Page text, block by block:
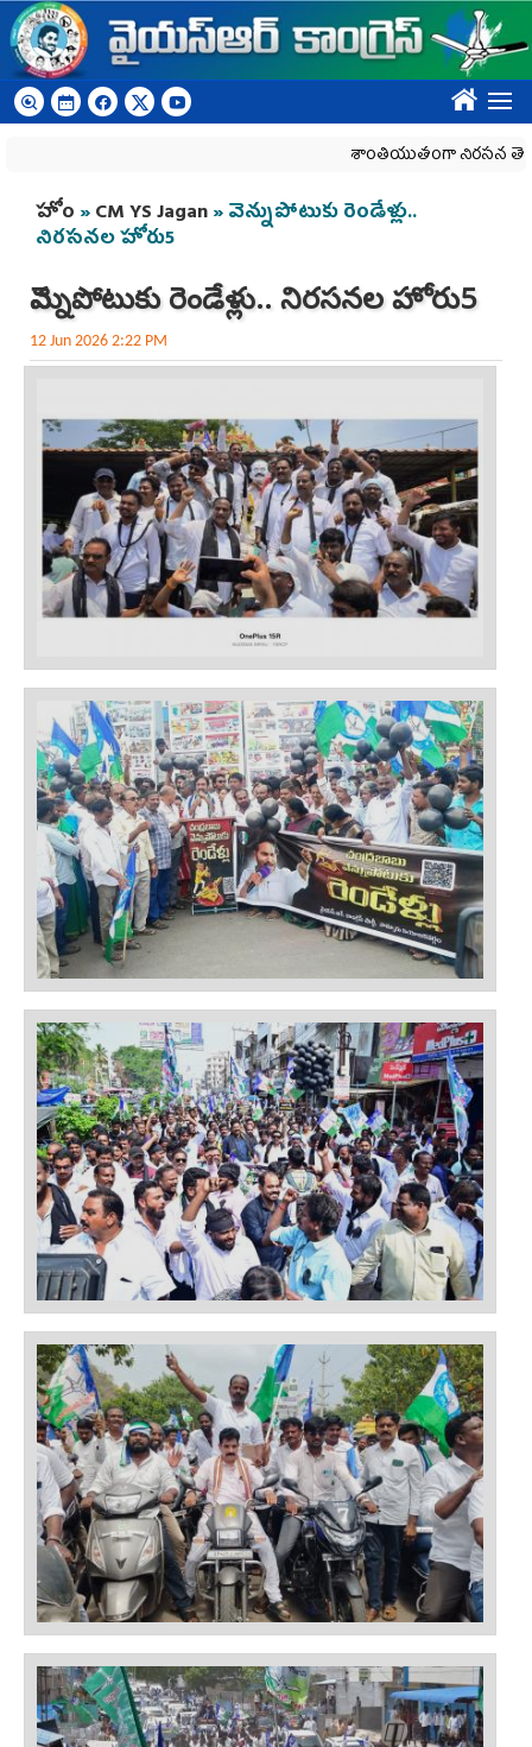
Skip to main content
????
శాంతియుతంగా నిరసన తెలిపే
You are here
హోం »CM YS Jagan» వెన్నుపోటుకు రెండేళ్లు..
నిర‌స‌న‌ల హోరు5
వెన్నుపోటుకు రెండేళ్లు.. నిర‌స‌న‌ల హోరు5
12 Jun 2026 2:22 PM